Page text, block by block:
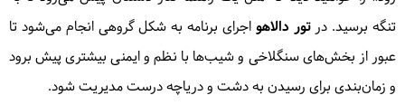
تنگه برسید. درتور دالاهو اجرای برنامه به شکل گروهی انجام می‌شود تا
عبور از بخش‌های سنگلاخی و شیب‌ها با نظم و ایمنی بیشتری پیش برود
و زمان‌بندی برای رسیدن به دشت و دریاچه درست مدیریت شود.